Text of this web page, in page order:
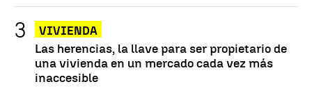
VIVIENDA
Las herencias, la llave para ser propietario de
una vivienda en un mercado cada vez más
inaccesible